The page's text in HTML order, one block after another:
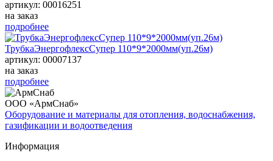
артикул: 00016251
на заказ
подробнее
ТрубкаЭнергофлексСупер 110*9*2000мм(уп.26м)
артикул: 00007137
на заказ
подробнее
ООО «АрмСнаб»
Оборудование и материалы для отопления, водоснабжения,
газификации и водоотведения
Информация